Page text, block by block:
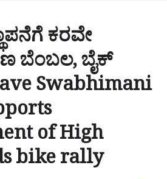
ಕರವೇ
ಬೆಂಬಲ, ಬೈಕ್
Swabhimani
of High
bike rally